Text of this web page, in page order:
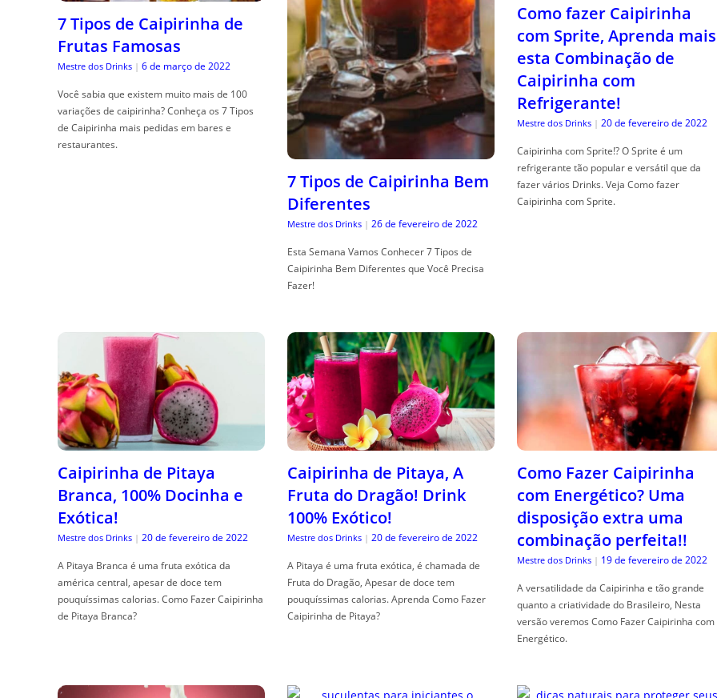
7 Tipos de Caipirinha de
Frutas Famosas
Mestre dos Drinks | 6 de março de 2022
Você sabia que existem muito mais de 100
variações de caipirinha? Conheça os 7 Tipos
de Caipirinha mais pedidas em bares e
restaurantes.
7 Tipos de Caipirinha Bem
Diferentes
Mestre dos Drinks | 26 de fevereiro de 2022
Esta Semana Vamos Conhecer 7 Tipos de
Caipirinha Bem Diferentes que Você Precisa
Fazer!
Como fazer Caipirinha
com Sprite, Aprenda mais
esta Combinação de
Caipirinha com
Refrigerante!
Mestre dos Drinks | 20 de fevereiro de 2022
Caipirinha com Sprite!? O Sprite é um
refrigerante tão popular e versátil que da
fazer vários Drinks. Veja Como fazer
Caipirinha com Sprite.
Caipirinha de Pitaya
Branca, 100% Docinha e
Exótica!
Mestre dos Drinks | 20 de fevereiro de 2022
A Pitaya Branca é uma fruta exótica da
américa central, apesar de doce tem
pouquíssimas calorias. Como Fazer Caipirinha
de Pitaya Branca?
Caipirinha de Pitaya, A
Fruta do Dragão! Drink
100% Exótico!
Mestre dos Drinks | 20 de fevereiro de 2022
A Pitaya é uma fruta exótica, é chamada de
Fruta do Dragão, Apesar de doce tem
pouquíssimas calorias. Aprenda Como Fazer
Caipirinha de Pitaya?
Como Fazer Caipirinha
com Energético? Uma
disposição extra uma
combinação perfeita!!
Mestre dos Drinks | 19 de fevereiro de 2022
A versatilidade da Caipirinha e tão grande
quanto a criatividade do Brasileiro, Nesta
versão veremos Como Fazer Caipirinha com
Energético.